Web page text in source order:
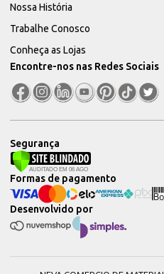
Nossa História
Trabalhe Conosco
Conheça as Lojas
Encontre-nos nas Redes Sociais
Segurança
Desenvolvido por
Formas de pagamento